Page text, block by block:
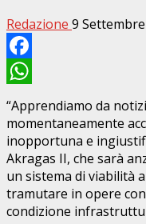
Redazione 9
Facebook
WhatsApp
“Apprendiamo da
momentaneamente
inopportuna e
Akragas II, che sarà
un sistema di viabilità
tramutare in opere
condizione